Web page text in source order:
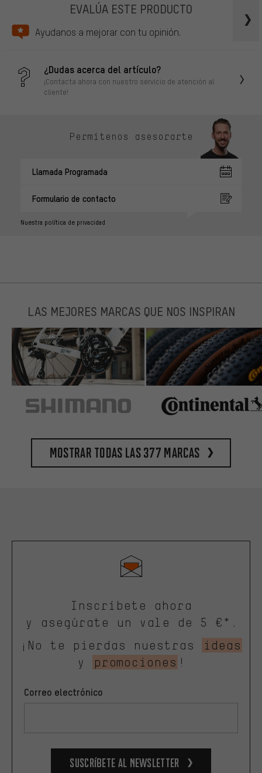
EVALÚA ESTE PRODUCTO
Ayudanos a mejorar con tu opinión.
¿Dudas acerca del artículo?
¡Contacta ahora con nuestro servicio de atención al
cliente!
Permítenos asesorarte
Llamada Programada
Formulario de contacto
Nuestra política de privacidad
LAS MEJORES MARCAS QUE NOS INSPIRAN
Mostrar todas las 377 marcas
Inscríbete ahora
y asegúrate un vale de 5 €*.
¡No te pierdas nuestras
ideas
y
promociones !
Correo electrónico
Suscríbete al newsletter